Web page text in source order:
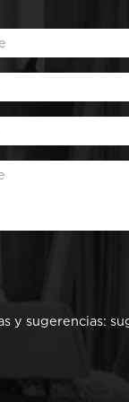
y sugerencias: